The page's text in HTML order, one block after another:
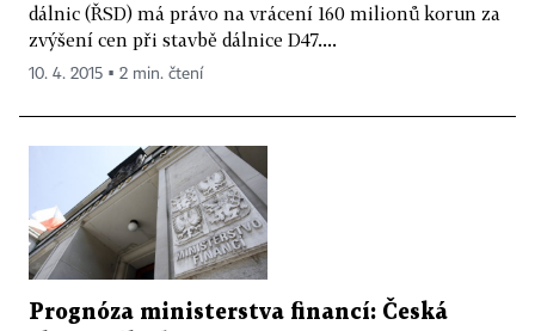
dálnic (ŘSD) má právo na vrácení 160 milionů korun za
zvýšení cen při stavbě dálnice D47....
10. 4. 2015 ▪ 2 min. čtení
Prognóza ministerstva financí: Česká